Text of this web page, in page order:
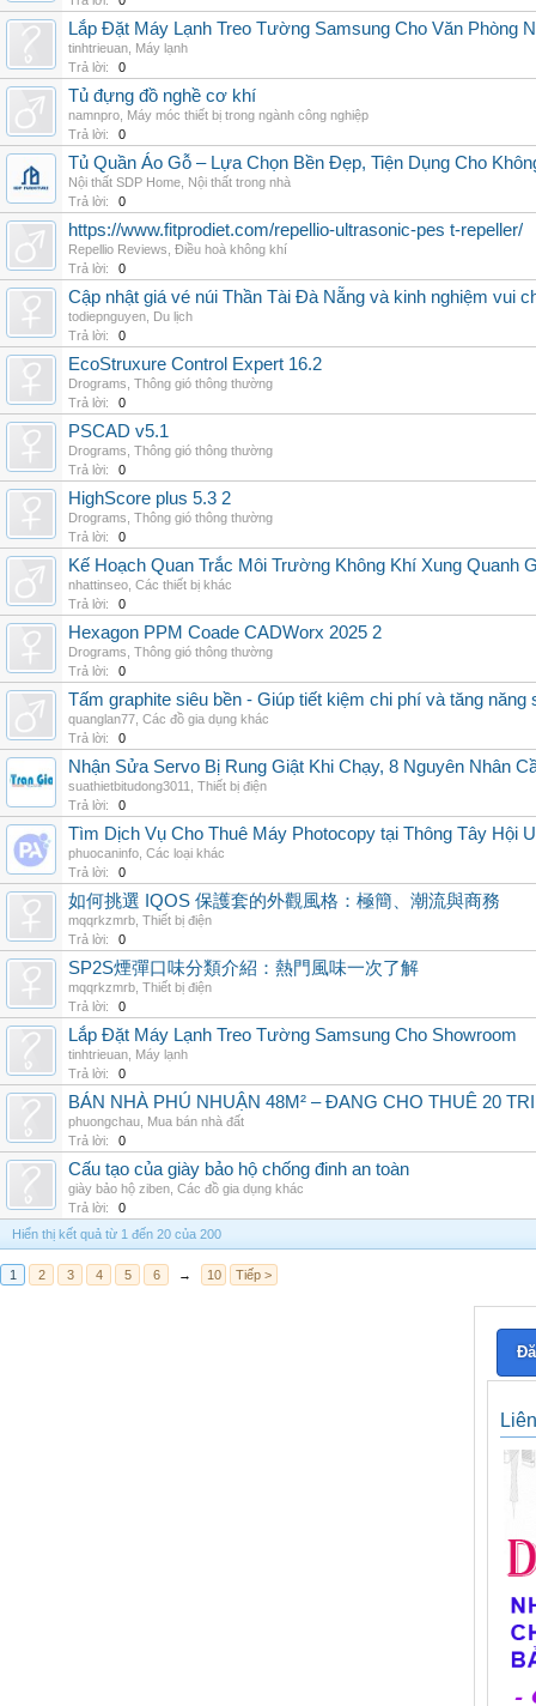
Lắp Đặt Máy Lạnh Treo Tường Samsung Cho Văn Phòng
tinhtrieuan Máy lạnh
Trả lời:
0
Tủ đựng đồ nghề cơ khí
namnpro Máy móc thiết bị trong ngành công nghiệp
Trả lời:
0
Tủ Quần Áo Gỗ – Lựa Chọn Bền Đẹp, Tiện Dụng Cho
Nội thất SDP Home Nội thất trong nhà
Trả lời:
0
https://www.fitprodiet.com/repellio-ultrasonic-pes t-repeller/
Repellio Reviews Điều hoà không khí
Trả lời:
0
Cập nhật giá vé núi Thần Tài Đà Nẵng và kinh nghiệm vui
todiepnguyen Du lịch
Trả lời:
0
EcoStruxure Control Expert 16.2
Drograms Thông gió thông thường
Trả lời:
0
PSCAD v5.1
Drograms Thông gió thông thường
Trả lời:
0
HighScore plus 5.3 2
Drograms Thông gió thông thường
Trả lời:
0
Kế Hoạch Quan Trắc Môi Trường Không Khí Xung Quanh
nhattinseo Các thiết bị khác
Trả lời:
0
Hexagon PPM Coade CADWorx 2025 2
Drograms Thông gió thông thường
Trả lời:
0
Tấm graphite siêu bền - Giúp tiết kiệm chi phí và tăng năng
quanglan77 Các đồ gia dụng khác
Trả lời:
0
Nhận Sửa Servo Bị Rung Giật Khi Chạy, 8 Nguyên Nhân
suathietbitudong3011
Thiết bị điện
Trả lời:
0
Tìm Dịch Vụ Cho Thuê Máy Photocopy tại Thông Tây Hội
phuocaninfo Các loại khác
Trả lời:
0
如何挑選 IQOS 保護套的外觀風格：極簡、潮流與商務
mqqrkzmrb Thiết bị điện
Trả lời:
0
SP2S煙彈口味分類介紹：熱門風味一次了解
mqqrkzmrb Thiết bị điện
Trả lời:
0
Lắp Đặt Máy Lạnh Treo Tường Samsung Cho Showroom
tinhtrieuan Máy lạnh
Trả lời:
0
BÁN NHÀ PHÚ NHUẬN 48M² – ĐANG CHO THUÊ 20
phuongchau Mua bán nhà đất
Trả lời:
0
Cấu tạo của giày bảo hộ chống đinh an toàn
giày bảo hộ ziben Các đồ gia dụng khác
Trả lời:
0
Hiển thị kết quả từ 1 đến 20 của 200
1 2 3 4 5 6 → 10 Tiếp >